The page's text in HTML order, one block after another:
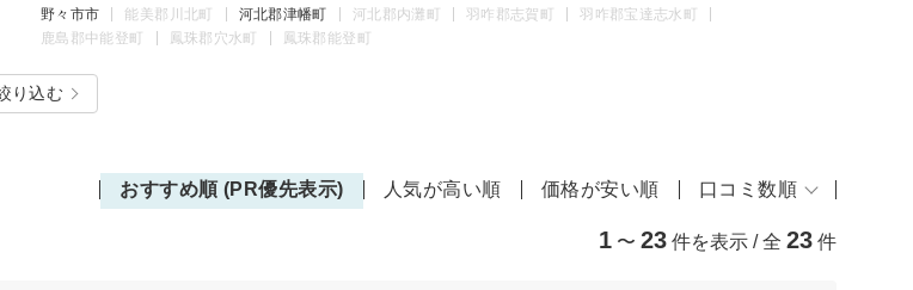
野々市市
能美郡川北町 河北郡津幡町 河北郡内灘町 羽咋郡志賀町
羽咋郡宝達志水町
鹿島郡中能登町
鳳珠郡穴水町 鳳珠郡能登町
り込む
おすすめ順 (PR優先表示) 人気が高い順 価格が安い順 口コミ数順
1 〜 23 件を表示 / 全 23 件